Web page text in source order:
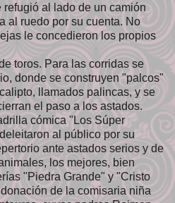
refugió al lado de un camión
al ruedo por su cuenta. No
le concedieron los propios
toros. Para las corridas se
donde se construyen "palcos"
llamados palincas, y se
el paso a los astados.
cómica "Los Súper
al público por su
ante astados serios y de
los mejores, bien
"Piedra Grande" y "Cristo
de la comisaria niña